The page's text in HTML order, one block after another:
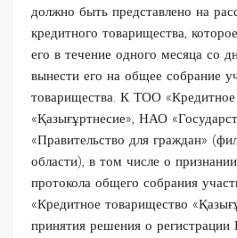
должно быть представлено на
кредитного товарищества,
его в течение одного месяца со
вынести его на общее собрание
товарищества. К ТОО «Кредитное
«Қазығұртнесие», НАО
«Правительство для граждан»
области), в том числе о
протокола общего собрания
«Кредитное товарищество
принятия решения о